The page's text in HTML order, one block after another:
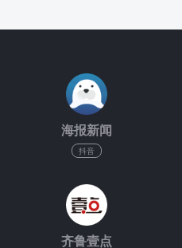
海报新闻
抖音
齐鲁壹点